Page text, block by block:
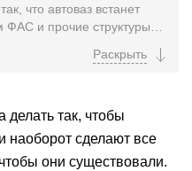
что автоваз встанет
и прочие структуры
делать так, чтобы
наоборот сделают все
они существовали.